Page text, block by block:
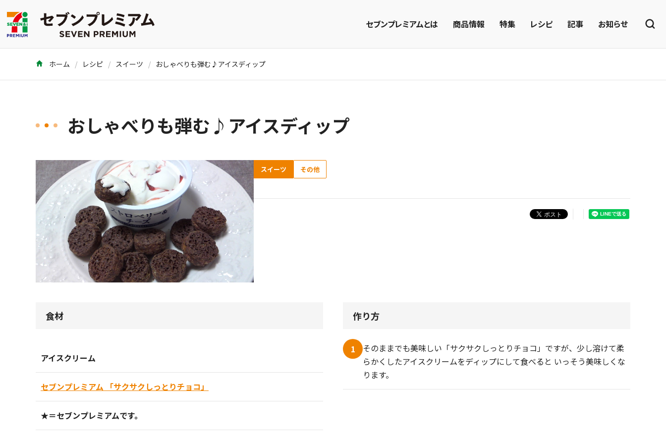
セブンプレミアムとは 商品情報 特集 レシピ 記事 お知らせ
ホーム レシピ スイーツ おしゃべりも弾む♪アイスディップ
おしゃべりも弾む♪アイスディップ
スイーツ その他
食材
アイスクリーム
セブンプレミアム 「サクサクしっとりチョコ」
★＝セブンプレミアムです。
作り方
1
そのままでも美味しい「サクサクしっとりチョコ」ですが、少し溶けて柔
らかくしたアイスクリームをディップにして食べると いっそう美味しくな
ります。